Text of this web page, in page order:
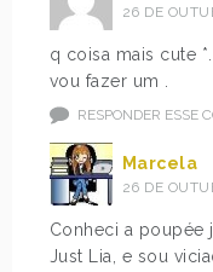
26 DE
q coisa mais cute
vou fazer um .
RESPONDER ESSE
Marcela
26 DE
Conheci a poupée
Just Lia, e sou